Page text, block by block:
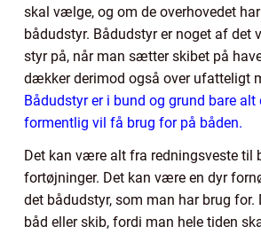
skal vælge, og om de overhovedet
bådudstyr. Bådudstyr er noget af det
styr på, når man sætter skibet på
dækker derimod også over ufatteligt
Bådudstyr er i bund og grund bare alt
formentlig vil få brug for på båden.
Det kan være alt fra redningsveste til
fortøjninger. Det kan være en dyr
det bådudstyr, som man har brug for.
båd eller skib, fordi man hele tiden